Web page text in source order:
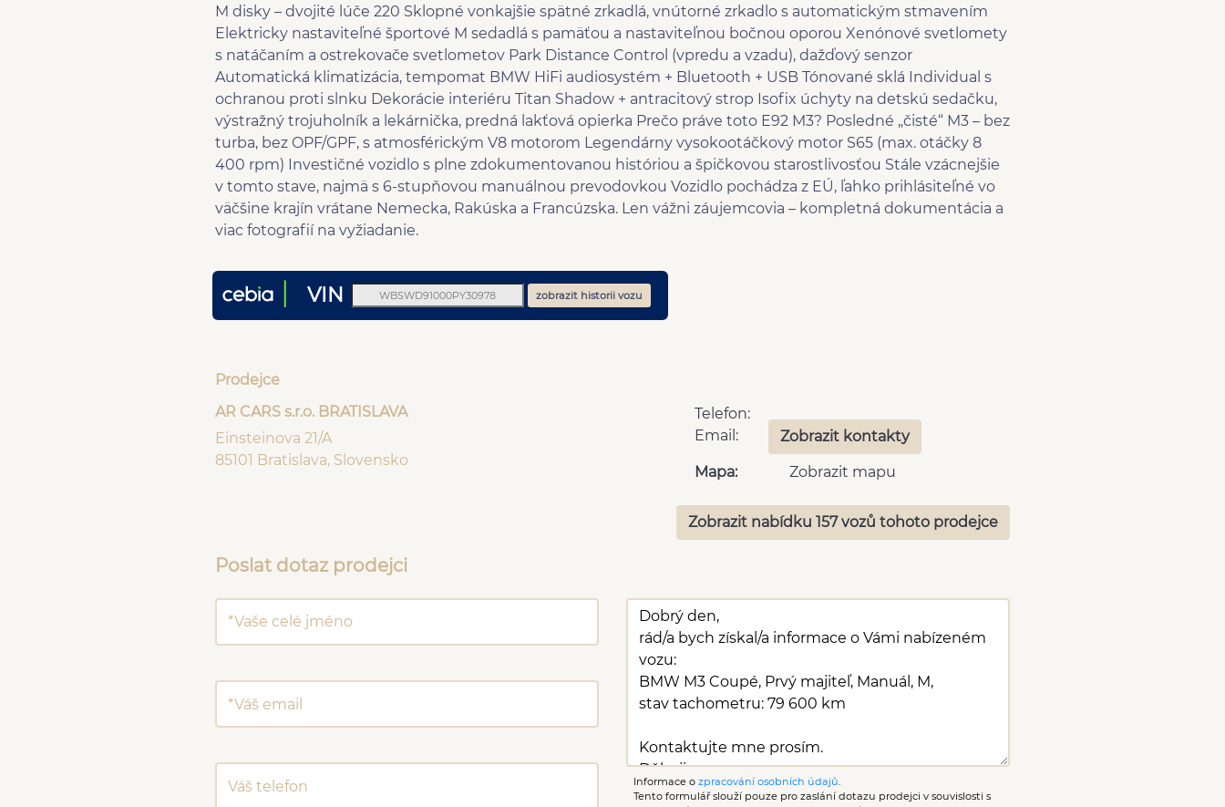
M disky – dvojité lúče 220 Sklopné vonkajšie spätné zrkadlá, vnútorné zrkadlo s automatickým stmavením
Elektricky nastaviteľné športové M sedadlá s pamäťou a nastaviteľnou bočnou oporou Xenónové svetlomety
s natáčaním a ostrekovače svetlometov Park Distance Control (vpredu a vzadu), dažďový senzor
Automatická klimatizácia, tempomat BMW HiFi audiosystém + Bluetooth + USB Tónované sklá Individual s
ochranou proti slnku Dekorácie interiéru Titan Shadow + antracitový strop Isofix úchyty na detskú sedačku,
výstražný trojuholník a lekárnička, predná lakťová opierka Prečo práve toto E92 M3? Posledné „čisté“ M3 – bez
turba, bez OPF/GPF, s atmosférickým V8 motorom Legendárny vysokootáčkový motor S65 (max. otáčky 8
400 rpm) Investičné vozidlo s plne zdokumentovanou históriou a špičkovou starostlivosťou Stále vzácnejšie
v tomto stave, najmä s 6-stupňovou manuálnou prevodovkou Vozidlo pochádza z EÚ, ľahko prihlásiteľné vo
väčšine krajín vrátane Nemecka, Rakúska a Francúzska. Len vážni záujemcovia – kompletná dokumentácia a
viac fotografií na vyžiadanie.
VIN zobrazit historii vozu
Prodejce
AR CARS s.r.o. BRATISLAVA
Einsteinova 21/A
85101 Bratislava, Slovensko
Telefon:
Email:
Zobrazit kontakty
Mapa: Zobrazit mapu
Zobrazit nabídku 157 vozů tohoto prodejce
Poslat dotaz prodejci
Informace o zpracování osobních údajů.
Tento formulář slouží pouze pro zaslání dotazu prodejci v souvislosti s